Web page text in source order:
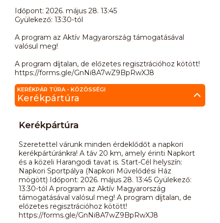
Időpont: 2026. május 28. 13:45
Gyülekező: 13:30-tól
A program az Aktív Magyarország támogatásával
valósul meg!
A program díjtalan, de előzetes regisztrációhoz kötött!
https://forms.gle/GnNi8A7wZ9BpRwXJ8
KERÉKPÁR TÚRA - KÖZÖSSÉGI
Kerékpártúra
Kerékpártúra
Szeretettel várunk minden érdeklődőt a napkori
kerékpártúránkra! A táv 20 km, amely érinti Napkort
és a közeli Harangodi tavat is. Start-Cél helyszín:
Napkori Sportpálya (Napkori Művelődési Ház
mögött) Időpont: 2026. május 28. 13:45 Gyülekező:
13:30-tól A program az Aktív Magyarország
támogatásával valósul meg! A program díjtalan, de
előzetes regisztrációhoz kötött!
https://forms.gle/GnNi8A7wZ9BpRwXJ8